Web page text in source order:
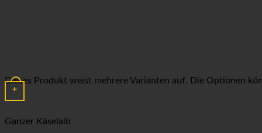
+
Dieses Produkt weist mehrere Varianten auf. Die Optionen
Ganzer Käselaib